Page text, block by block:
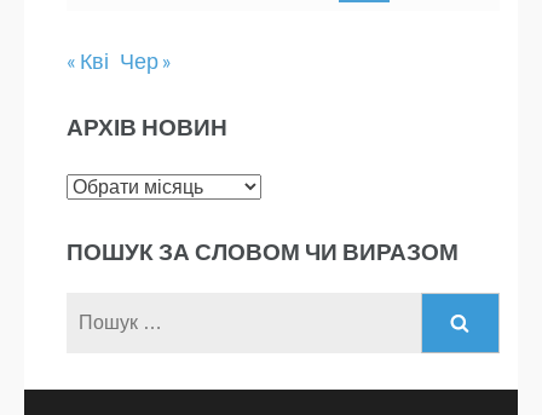
« Кві Чер »
АРХІВ НОВИН
Архів
ПОШУК ЗА СЛОВОМ ЧИ ВИРАЗОМ